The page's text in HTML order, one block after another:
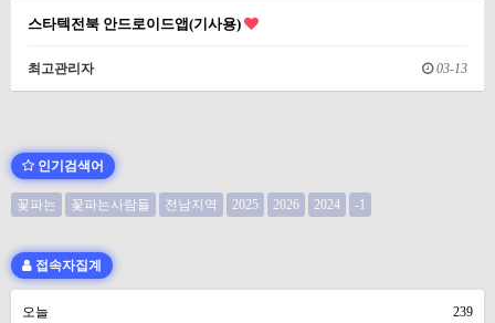
스타텍전북 안드로이드앱(기사용)
최고관리자 03-13
인기검색어
꽃파는 꽃파는사람들 전남지역 2025 2026 2024 -1
접속자집계
오늘 239